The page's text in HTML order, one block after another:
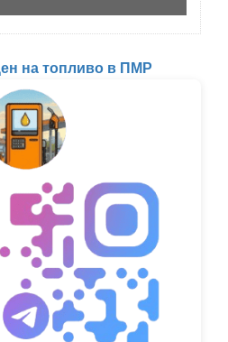
на топливо в ПМР